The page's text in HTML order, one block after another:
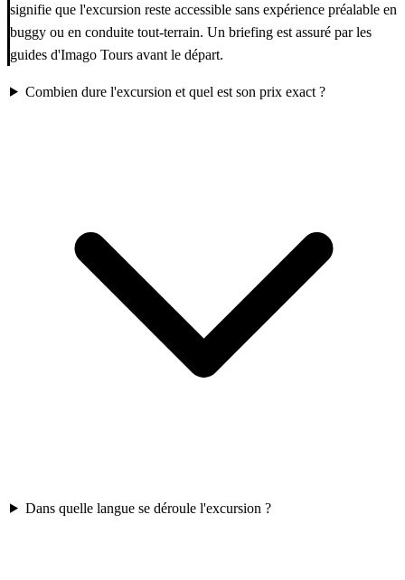
signifie que l'excursion reste accessible sans expérience préalable en
buggy ou en conduite tout-terrain. Un briefing est assuré par les
guides d'Imago Tours avant le départ.
Combien dure l'excursion et quel est son prix exact ?
Dans quelle langue se déroule l'excursion ?